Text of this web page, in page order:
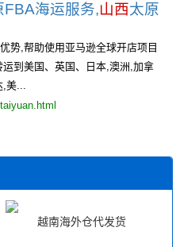
FBA海运服务,山西太原
势,帮助使用亚马逊全球开店项目
到美国、英国、日本,澳洲,加拿
,美...
越南海外仓代发货